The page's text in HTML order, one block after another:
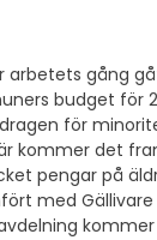
arbetets gång
budget för
för
kommer det
pengar på
med